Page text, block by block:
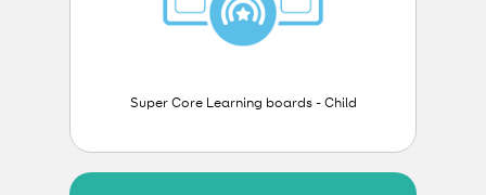
Super Core Learning boards - Child